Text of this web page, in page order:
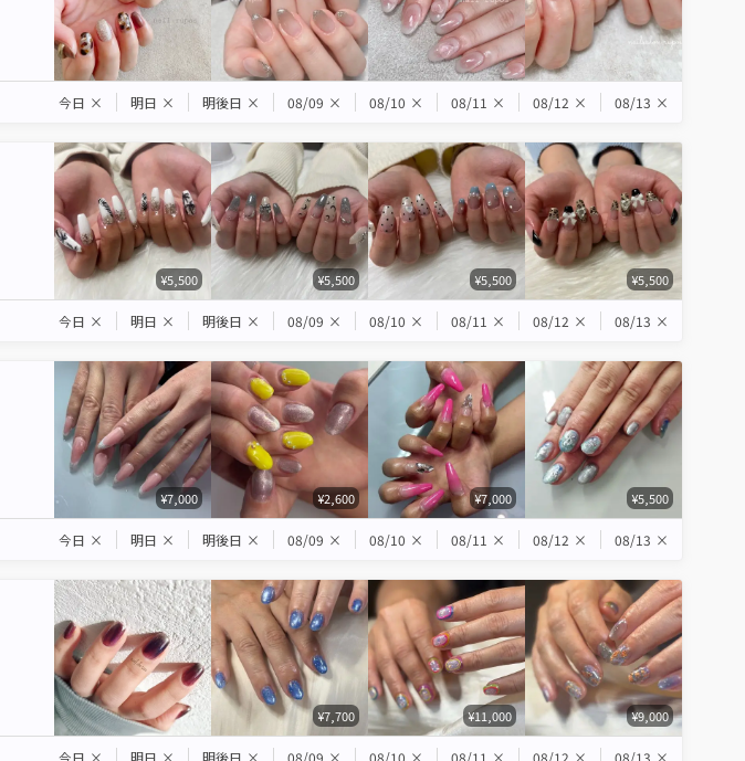
今日 × 明日 × 明後日 × 08/09 × 08/10 × 08/11 × 08/12 × 08/13 ×
¥5,500 ¥5,500 ¥5,500 ¥5,500
今日 × 明日 × 明後日 × 08/09 × 08/10 × 08/11 × 08/12 × 08/13 ×
¥7,000 ¥2,600 ¥7,000 ¥5,500
今日 × 明日 × 明後日 × 08/09 × 08/10 × 08/11 × 08/12 × 08/13 ×
¥7,700 ¥11,000 ¥9,000